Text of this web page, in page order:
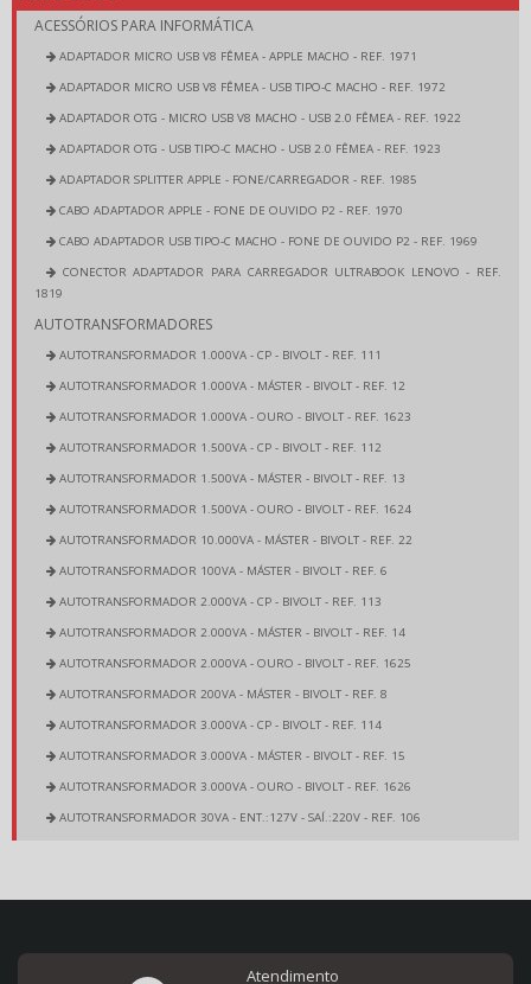
ACESSÓRIOS PARA INFORMÁTICA
ADAPTADOR MICRO USB V8 FÊMEA - APPLE MACHO - REF. 1971
ADAPTADOR MICRO USB V8 FÊMEA - USB TIPO-C MACHO - REF. 1972
ADAPTADOR OTG - MICRO USB V8 MACHO - USB 2.0 FÊMEA - REF. 1922
ADAPTADOR OTG - USB TIPO-C MACHO - USB 2.0 FÊMEA - REF. 1923
ADAPTADOR SPLITTER APPLE - FONE/CARREGADOR - REF. 1985
CABO ADAPTADOR APPLE - FONE DE OUVIDO P2 - REF. 1970
CABO ADAPTADOR USB TIPO-C MACHO - FONE DE OUVIDO P2 - REF. 1969
CONECTOR ADAPTADOR PARA CARREGADOR ULTRABOOK LENOVO - REF.
1819
AUTOTRANSFORMADORES
AUTOTRANSFORMADOR 1.000VA - CP - BIVOLT - REF. 111
AUTOTRANSFORMADOR 1.000VA - MÁSTER - BIVOLT - REF. 12
AUTOTRANSFORMADOR 1.000VA - OURO - BIVOLT - REF. 1623
AUTOTRANSFORMADOR 1.500VA - CP - BIVOLT - REF. 112
AUTOTRANSFORMADOR 1.500VA - MÁSTER - BIVOLT - REF. 13
AUTOTRANSFORMADOR 1.500VA - OURO - BIVOLT - REF. 1624
AUTOTRANSFORMADOR 10.000VA - MÁSTER - BIVOLT - REF. 22
AUTOTRANSFORMADOR 100VA - MÁSTER - BIVOLT - REF. 6
AUTOTRANSFORMADOR 2.000VA - CP - BIVOLT - REF. 113
AUTOTRANSFORMADOR 2.000VA - MÁSTER - BIVOLT - REF. 14
AUTOTRANSFORMADOR 2.000VA - OURO - BIVOLT - REF. 1625
AUTOTRANSFORMADOR 200VA - MÁSTER - BIVOLT - REF. 8
AUTOTRANSFORMADOR 3.000VA - CP - BIVOLT - REF. 114
AUTOTRANSFORMADOR 3.000VA - MÁSTER - BIVOLT - REF. 15
AUTOTRANSFORMADOR 3.000VA - OURO - BIVOLT - REF. 1626
AUTOTRANSFORMADOR 30VA - ENT.:127V - SAÍ.:220V - REF. 106
AUTOTRANSFORMADOR 4.000VA - CP - BIVOLT - REF. 115
Atendimento